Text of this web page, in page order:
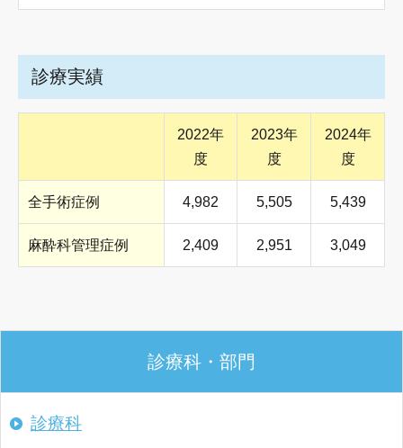
診療実績
2022年
度
2023年
度
2024年
度
全手術症例 4,982 5,505 5,439
麻酔科管理症例 2,409 2,951 3,049
診療科・部門
診療科